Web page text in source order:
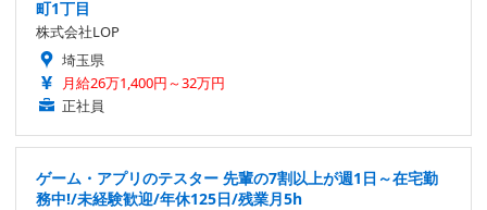
町1丁目
株式会社LOP
埼玉県
月給26万1,400円～32万円
正社員
ゲーム・アプリのテスター 先輩の7割以上が週1日～在宅勤
務中!/未経験歓迎/年休125日/残業月5h